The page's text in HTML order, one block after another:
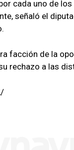
cada uno de
señaló el
facción de la
rechazo a las